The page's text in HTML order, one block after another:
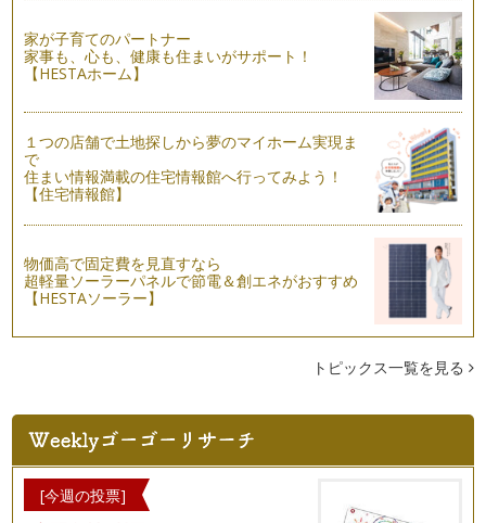
研究所に行って遊ぼう♪（つくば・科学技術週間 一般公開）
「科学の街」つくば市には、研究機関がとても多いのですが、
今月は、それらの研究機関に入れるチ…
みなさんは、「授乳服」をご存知ですか？赤ちゃんにおっぱい
をあげるときに、服をたくしあげなく…
みんなで「おおきな応援旗」を作ろう！
２０１０年１１月２３日、幼稚園生から大人まで５００人が参
筑波山梅まつり＋「がんばる。つくば！」応援旗イベント
こんにちは。みなさまいかがお過ごしですか？寒い毎日です
が、少しずつ、春の気配を感じるこの頃…
この春、茨城県で「子育てタクシー」がスタートすることにな
ママだって泣いちゃうときもある
数年前、育児情報誌『ままとーん♪』が完成した日のこと。当
時、私は編集長を務めながら、家では…
研究学園都市つくばの教育環境①科学のまちつくば
家が子育てのパートナー
家事も、心も、健康も住まいがサポート！
【HESTAホーム】
１つの店舗で土地探しから夢のマイホーム実現ま
で
住まい情報満載の住宅情報館へ行ってみよう！
【住宅情報館】
物価高で固定費を見直すなら
超軽量ソーラーパネルで節電＆創エネがおすすめ
【HESTAソーラー】
トピックス一覧を見る
[今週の投票]